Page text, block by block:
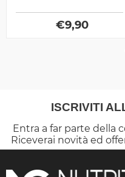
di minerali e vitamine,
privo di carboidrati
€9,90
ISCRIVITI
Entra a far parte
Riceverai novità ed